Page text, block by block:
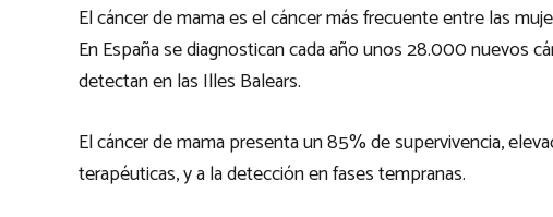
El cáncer de mama es el cáncer más frecuente entre las
En España se diagnostican cada año unos 28.000 nuevos
detectan en las Illes Balears.
El cáncer de mama presenta un 85% de supervivencia,
terapéuticas, y a la detección en fases tempranas.